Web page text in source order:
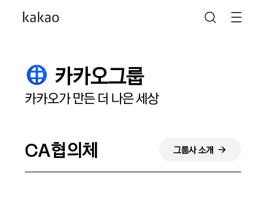
카카오그룹
카카오가 만든 더 나은 세상
CA협의체 그룹사 소개